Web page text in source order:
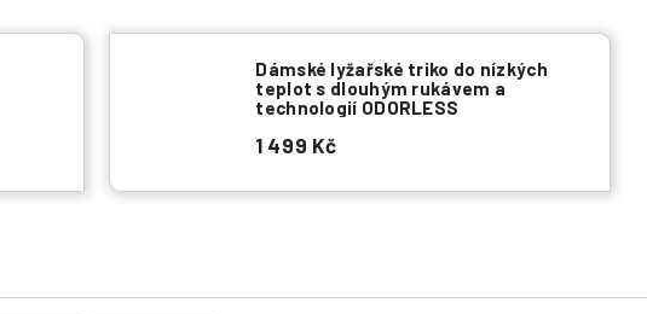
Dámské lyžařské triko do nízkých
teplot s dlouhým rukávem a
technologií ODORLESS
1 499 Kč